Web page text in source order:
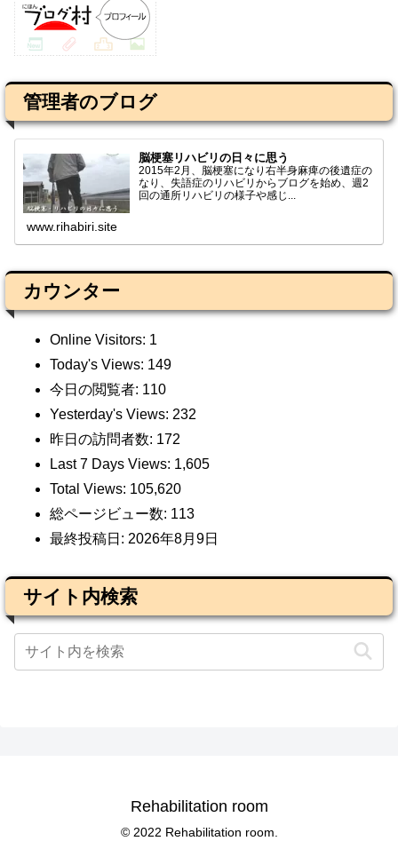
管理者のブログ
脳梗塞リハビリの日々に思う
2015年2月、脳梗塞になり右半身麻痺の後遺症の
なり、失語症のリハビリからブログを始め、週2
回の通所リハビリの様子や感じ...
www.rihabiri.site
カウンター
Online Visitors: 1
Today's Views: 149
今日の閲覧者: 110
Yesterday's Views: 232
昨日の訪問者数: 172
Last 7 Days Views: 1,605
Total Views: 105,620
総ページビュー数: 113
最終投稿日: 2026年8月9日
サイト内検索
Rehabilitation room
© 2022 Rehabilitation room.